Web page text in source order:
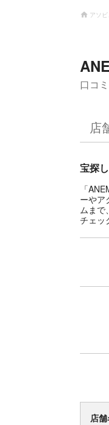
アソビ
口コ
店
宝探
「
ーやア
ムまで
チェッ
店舗